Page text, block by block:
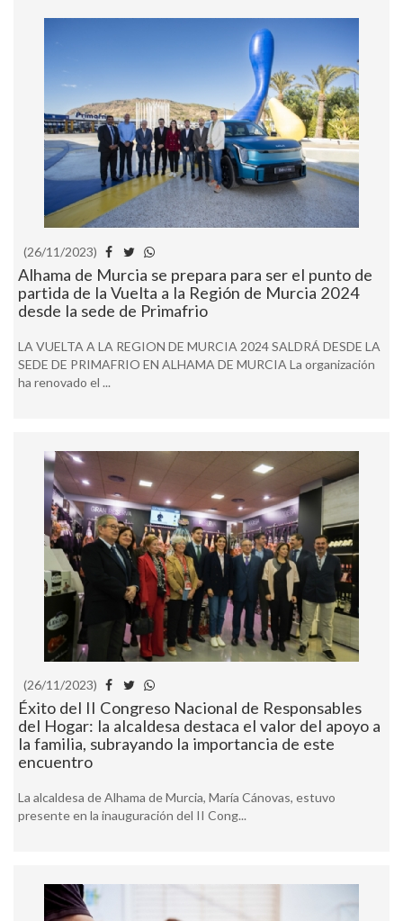
(26/11/2023)
Alhama de Murcia se prepara para ser el punto de
partida de la Vuelta a la Región de Murcia 2024
desde la sede de Primafrio
LA VUELTA A LA REGION DE MURCIA 2024 SALDRÁ DESDE LA
SEDE DE PRIMAFRIO EN ALHAMA DE MURCIA La organización
ha renovado el ...
(26/11/2023)
Éxito del II Congreso Nacional de Responsables
del Hogar: la alcaldesa destaca el valor del apoyo a
la familia, subrayando la importancia de este
encuentro
La alcaldesa de Alhama de Murcia, María Cánovas, estuvo
presente en la inauguración del II Cong...